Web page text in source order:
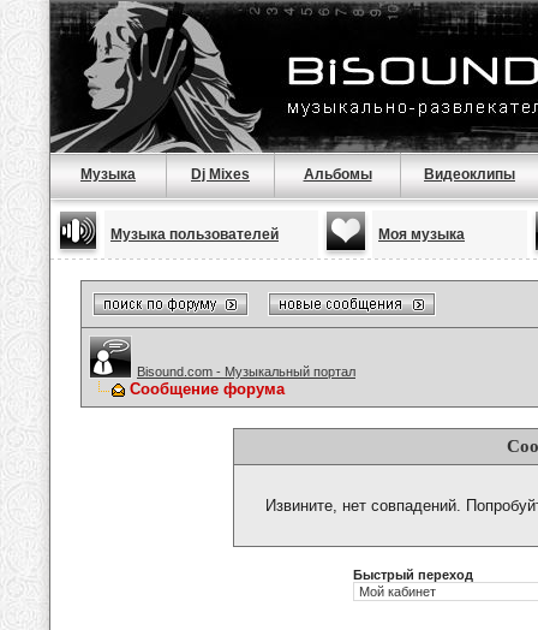
Музыка Dj Mixes Альбомы Видеоклипы
Музыка пользователей Моя музыка
Bisound.com - Музыкальный портал
Сообщение форума
Извините, нет совпадений.
Быстрый переход